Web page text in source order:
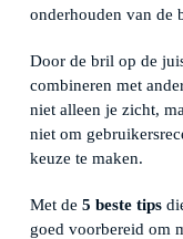
onderhouden van de
Door de bril op de
combineren met
niet alleen je zicht,
niet om
keuze te maken.
Met de 5 beste tips
goed voorbereid om